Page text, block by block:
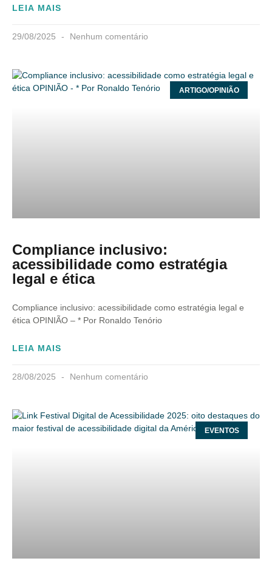
LEIA MAIS
29/08/2025 Nenhum comentário
ARTIGO/OPINIÃO
Compliance inclusivo:
acessibilidade como estratégia
legal e ética
Compliance inclusivo: acessibilidade como estratégia legal e
ética OPINIÃO – * Por Ronaldo Tenório
LEIA MAIS
28/08/2025 Nenhum comentário
EVENTOS